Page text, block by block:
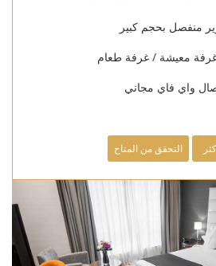
منفصل بحجم كبير
معيشة / غرفة طعام
واي فاي مجاني
التحقق من المتاح